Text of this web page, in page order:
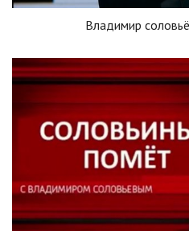
Владимир